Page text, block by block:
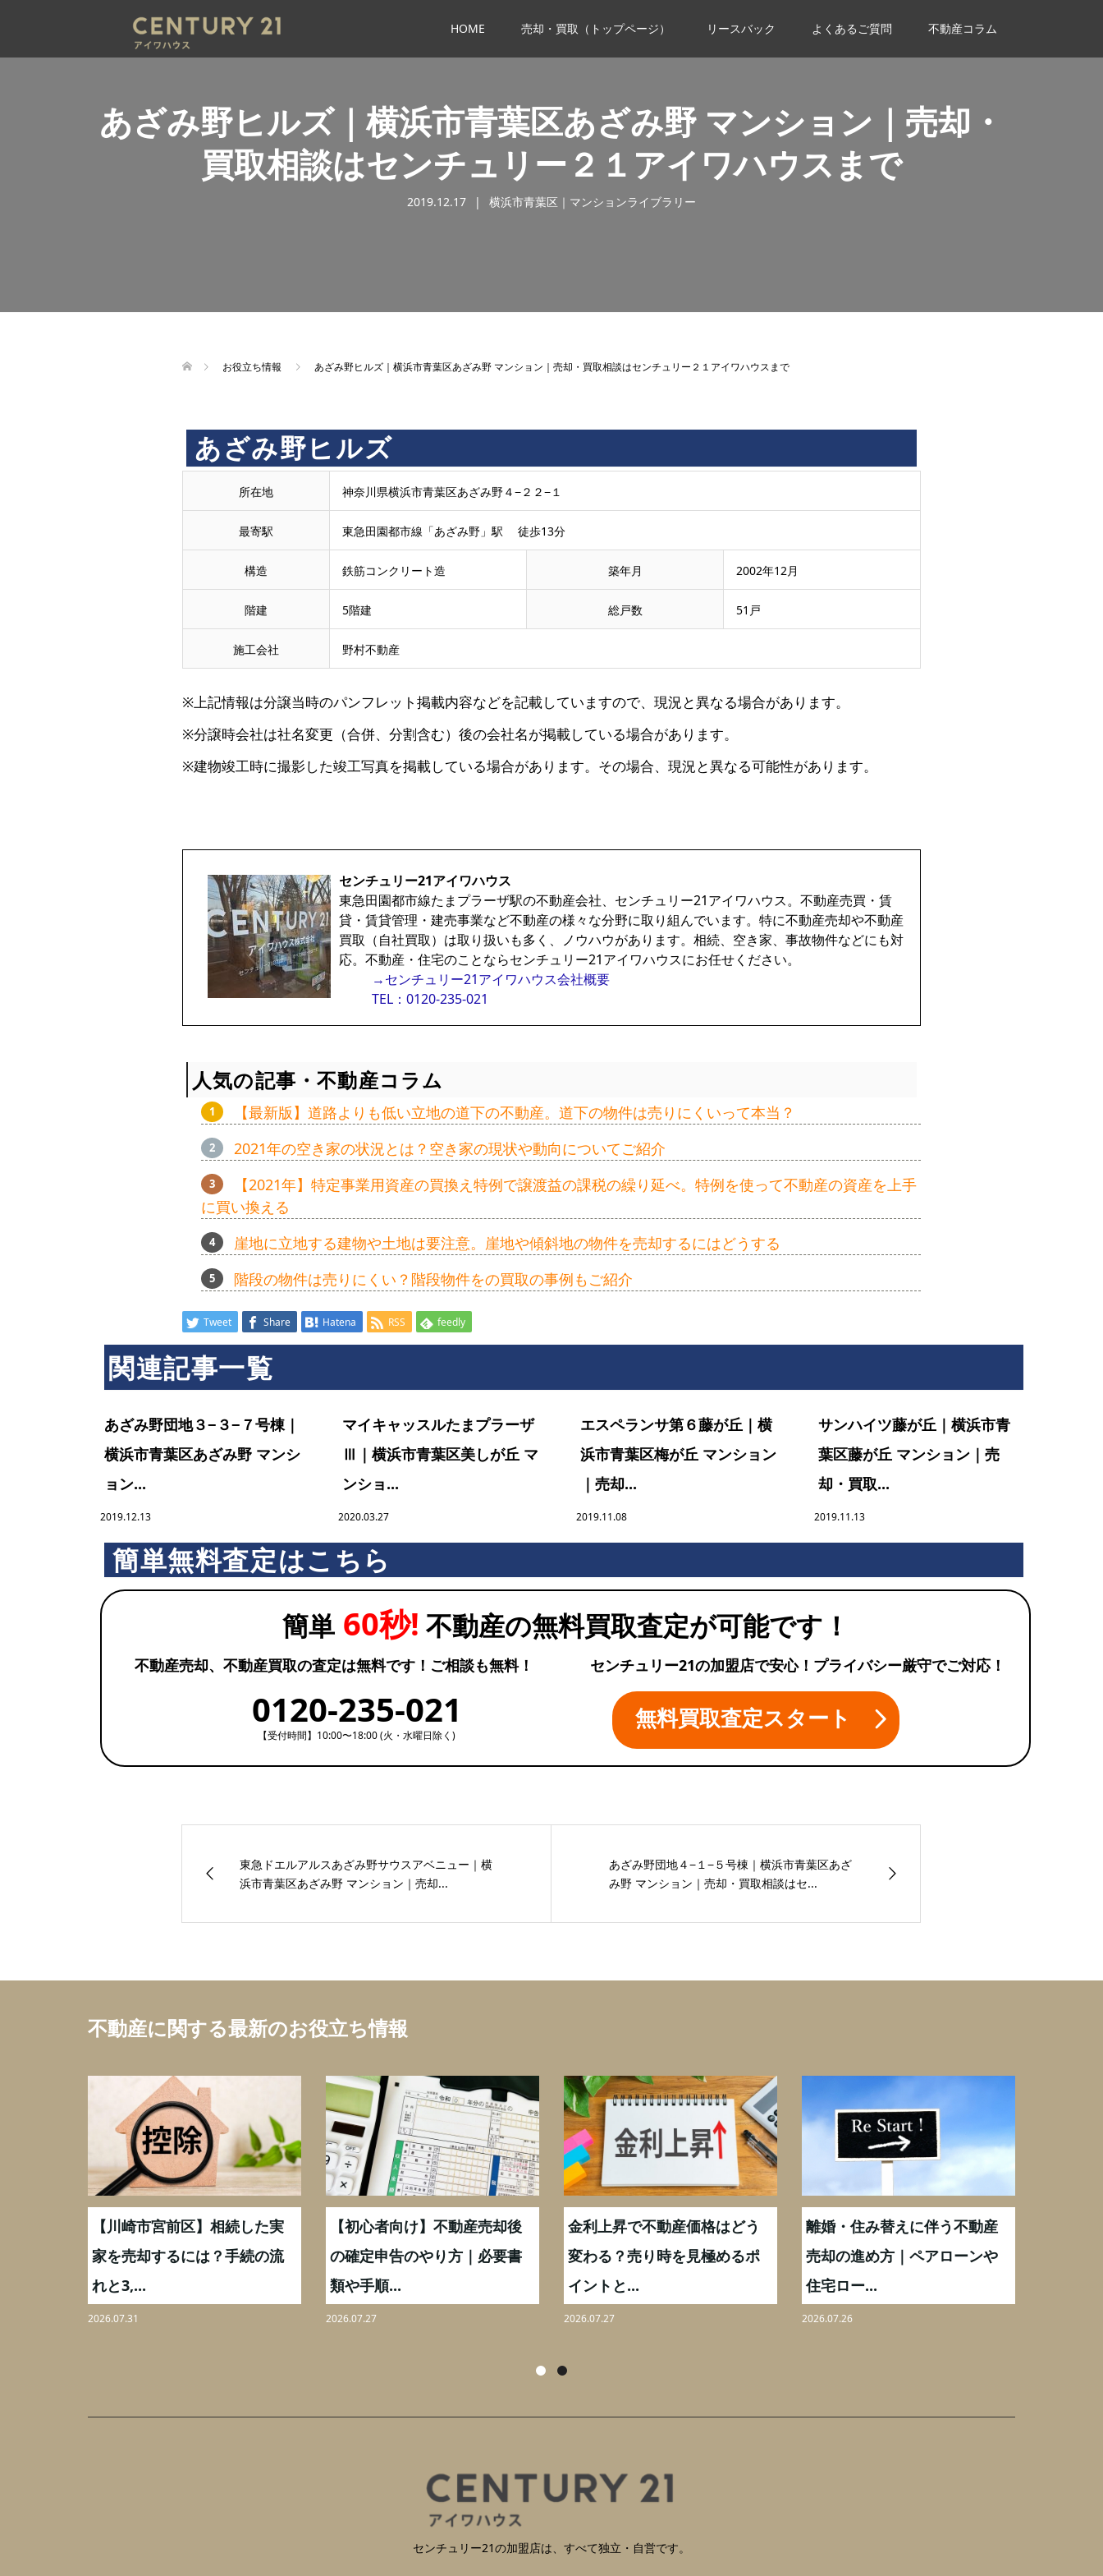
HOME 売却・買取（トップページ） リースバック よくあるご質問 不動産コラム
あざみ野ヒルズ｜横浜市青葉区あざみ野 マンション｜売却・
買取相談はセンチュリー２１アイワハウスまで
2019.12.17 横浜市青葉区｜マンションライブラリー
お役立ち情報 あざみ野ヒルズ｜横浜市青葉区あざみ野 マンション｜売却・買取相談はセンチュリー２１アイワハウスまで
買
売
却・
買
取
談
受
付
中
マ
ン
シ
ョ
ン
ラ
イ
ラ
ー
ざ
あざみ野ヒルズ
所在地 神奈川県横浜市青葉区あざみ野４−２２−１
最寄駅 東急田園都市線「あざみ野」駅 徒歩13分
構造 鉄筋コンクリート造 築年月 2002年12月
階建 5階建 総戸数 51戸
施工会社 野村不動産
※上記情報は分譲当時のパンフレット掲載内容などを記載していますので、現況と異なる場合があります。
※分譲時会社は社名変更（合併、分割含む）後の会社名が掲載している場合があります。
※建物竣工時に撮影した竣工写真を掲載している場合があります。その場合、現況と異なる可能性があります。
センチュリー21アイワハウス
東急田園都市線たまプラーザ駅の不動産会社、センチュリー21アイワハウス。不動産売買・賃
貸・賃貸管理・建売事業など不動産の様々な分野に取り組んでいます。特に不動産売却や不動産
買取（自社買取）は取り扱いも多く、ノウハウがあります。相続、空き家、事故物件などにも対
応。不動産・住宅のことならセンチュリー21アイワハウスにお任せください。
→センチュリー21アイワハウス会社概要
TEL：0120-235-021
人気の記事・不動産コラム
【最新版】道路よりも低い立地の道下の不動産。道下の物件は売りにくいって本当？
2021年の空き家の状況とは？空き家の現状や動向についてご紹介
【2021年】特定事業用資産の買換え特例で譲渡益の課税の繰り延べ。特例を使って不動産の資産を上手
に買い換える
崖地に立地する建物や土地は要注意。崖地や傾斜地の物件を売却するにはどうする
階段の物件は売りにくい？階段物件をの買取の事例もご紹介
Tweet Share Hatena RSS feedly
関連記事一覧
あざみ野団地３−３−７号棟｜
横浜市青葉区あざみ野 マンシ
ョン...
2019.12.13
マイキャッスルたまプラーザ
Ⅲ｜横浜市青葉区美しが丘 マ
ンショ...
2020.03.27
エスペランサ第６藤が丘｜横
浜市青葉区梅が丘 マンション
｜売却...
2019.11.08
サンハイツ藤が丘｜横浜市青
葉区藤が丘 マンション｜売
却・買取...
2019.11.13
簡単無料査定はこちら
簡単60秒! 不動産の無料買取査定が可能です！
不動産売却、不動産買取の査定は無料です！ご相談も無料！ センチュリー21の加盟店で安心！プライバシー厳守でご対応！
0120-235-021
【受付時間】10:00〜18:00 (火・水曜日除く)
無料買取査定スタート
東急ドエルアルスあざみ野サウスアベニュー｜横
浜市青葉区あざみ野 マンション｜売却...
あざみ野団地４−１−５号棟｜横浜市青葉区あざ
み野 マンション｜売却・買取相談はセ...
不動産に関する最新のお役立ち情報
【川崎市宮前区】相続した実
家を売却するには？手続の流
れと3,...
2026.07.31
【初心者向け】不動産売却後
の確定申告のやり方｜必要書
類や手順...
2026.07.27
金利上昇で不動産価格はどう
変わる？売り時を見極めるポ
イントと...
2026.07.27
離婚・住み替えに伴う不動産
売却の進め方｜ペアローンや
住宅ロー...
2026.07.26
センチュリー21の加盟店は、すべて独立・自営です。